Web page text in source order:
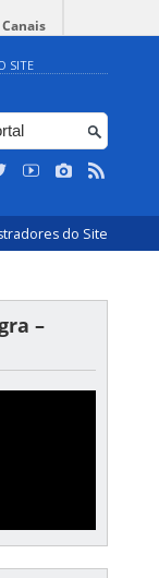
Canais
SITE
do Site
–